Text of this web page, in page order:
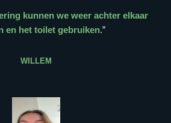
kunnen we weer achter elkaar
en het toilet gebruiken.”
WILLEM